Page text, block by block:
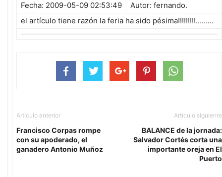
Fecha: 2009-05-09 02:53:49
Autor: fernando.
el artículo tiene razón la feria ha sido pésima!!!!!!!!!………
Artículo anterior
Francisco Corpas rompe
con su apoderado, el
ganadero Antonio Muñoz
Artículo siguiente
BALANCE de la jornada:
Salvador Cortés corta una
importante oreja en El
Puerto